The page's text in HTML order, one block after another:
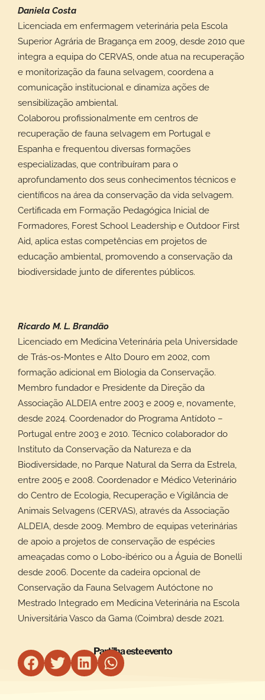
Daniela Costa
Licenciada em enfermagem veterinária pela Escola
Superior Agrária de Bragança em 2009, desde 2010 que
integra a equipa do CERVAS, onde atua na recuperação
e monitorização da fauna selvagem, coordena a
comunicação institucional e dinamiza ações de
sensibilização ambiental.
Colaborou profissionalmente em centros de
recuperação de fauna selvagem em Portugal e
Espanha e frequentou diversas formações
especializadas, que contribuíram para o
aprofundamento dos seus conhecimentos técnicos e
científicos na área da conservação da vida selvagem.
Certificada em Formação Pedagógica Inicial de
Formadores, Forest School Leadership e Outdoor First
Aid, aplica estas competências em projetos de
educação ambiental, promovendo a conservação da
biodiversidade junto de diferentes públicos.
Ricardo M. L. Brandão
Licenciado em Medicina Veterinária pela Universidade
de Trás-os-Montes e Alto Douro em 2002, com
formação adicional em Biologia da Conservação.
Membro fundador e Presidente da Direção da
Associação ALDEIA entre 2003 e 2009 e, novamente,
desde 2024. Coordenador do Programa Antídoto –
Portugal entre 2003 e 2010. Técnico colaborador do
Instituto da Conservação da Natureza e da
Biodiversidade, no Parque Natural da Serra da Estrela,
entre 2005 e 2008. Coordenador e Médico Veterinário
do Centro de Ecologia, Recuperação e Vigilância de
Animais Selvagens (CERVAS), através da Associação
ALDEIA, desde 2009. Membro de equipas veterinárias
de apoio a projetos de conservação de espécies
ameaçadas como o Lobo-ibérico ou a Águia de Bonelli
desde 2006. Docente da cadeira opcional de
Conservação da Fauna Selvagem Autóctone no
Mestrado Integrado em Medicina Veterinária na Escola
Universitária Vasco da Gama (Coimbra) desde 2021.
Partilha este evento